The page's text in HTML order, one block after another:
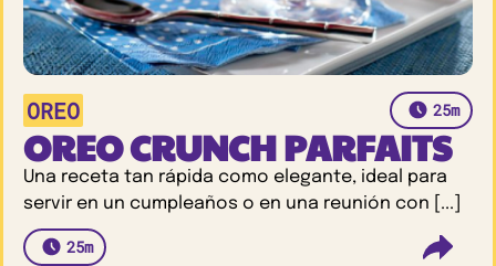
OREO 25m
OREO CRUNCH PARFAITS
Una receta tan rápida como elegante, ideal para
servir en un cumpleaños o en una reunión con [...]
25m